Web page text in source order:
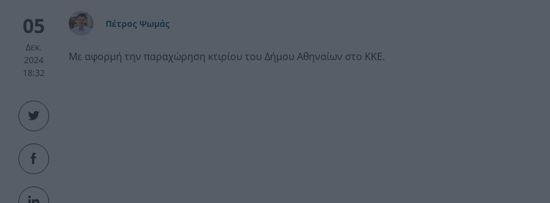
05
Δεκ.
2024
18:32
Πέτρος Ψωμάς
Με αφορμή την παραχώρηση κτιρίου του Δήμου Αθηναίων στο ΚΚΕ.